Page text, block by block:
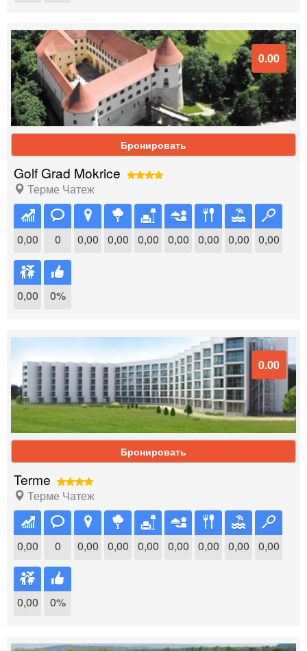
0.00
Бронировать
Golf Grad Mokrice
Терме Чатеж
0,00 0 0,00 0,00 0,00 0,00 0,00 0,00 0,00
0,00 0%
0.00
Бронировать
Terme
Терме Чатеж
0,00 0 0,00 0,00 0,00 0,00 0,00 0,00 0,00
0,00 0%